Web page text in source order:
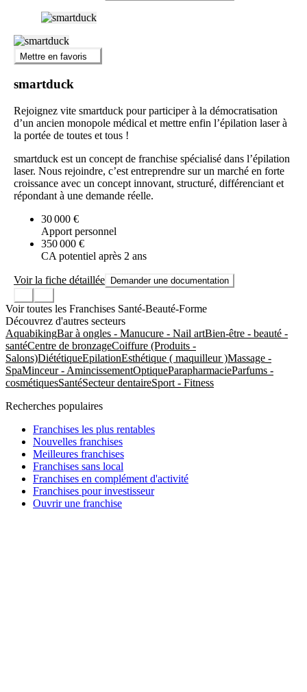
Mettre en favoris
smartduck
Rejoignez vite smartduck pour participer à la démocratisation
d’un ancien monopole médical et mettre enfin l’épilation laser à
la portée de toutes et tous !
smartduck est un concept de franchise spécialisé dans l’épilation
laser. Nous rejoindre, c’est entreprendre sur un marché en forte
croissance avec un concept innovant, structuré, différenciant et
répondant à une demande réelle.
30 000 €
Apport personnel
350 000 €
CA potentiel après 2 ans
Voir la fiche détaillée Demander une documentation
Voir toutes les Franchises Santé-Beauté-Forme
Découvrez d'autres secteurs
AquabikingBar à ongles - Manucure - Nail artBien-être - beauté -
santéCentre de bronzageCoiffure (Produits -
Salons)DiététiqueEpilationEsthétique ( maquilleur )Massage -
SpaMinceur - AmincissementOptiqueParapharmacieParfums -
cosmétiquesSantéSecteur dentaireSport - Fitness
Recherches populaires
Franchises les plus rentables
Nouvelles franchises
Meilleures franchises
Franchises sans local
Franchises en complément d'activité
Franchises pour investisseur
Ouvrir une franchise